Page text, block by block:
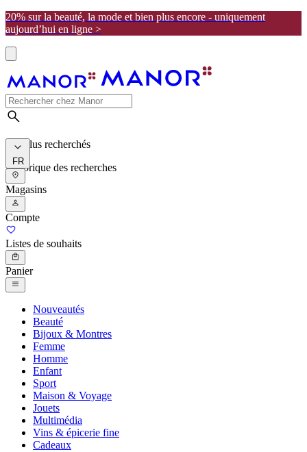
20% sur la beauté, la mode et bien plus encore - uniquement
aujourd’hui en ligne >
Les plus recherchés
Historique des recherches
FR
Magasins
Compte
Listes de souhaits
Panier
Nouveautés
Beauté
Bijoux & Montres
Femme
Homme
Enfant
Sport
Maison & Voyage
Jouets
Multimédia
Vins & épicerie fine
Cadeaux